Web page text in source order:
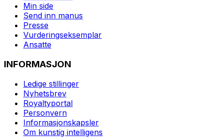
Min side
Send inn manus
Presse
Vurderingseksemplar
Ansatte
INFORMASJON
Ledige stillinger
Nyhetsbrev
Royaltyportal
Personvern
Informasjonskapsler
Om kunstig intelligens